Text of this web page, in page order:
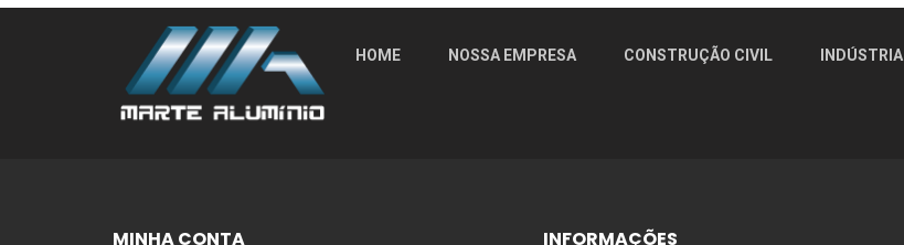
HOME NOSSA EMPRESA CONSTRUÇÃO CIVIL INDÚSTRIA
MINHA CONTA INFORMAÇÕES